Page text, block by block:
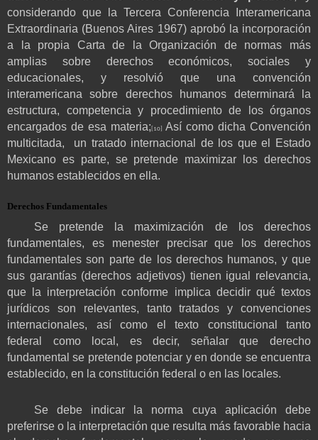
considerando que la Tercera Conferencia Interamericana
Extraordinaria (Buenos Aires 1967) aprobó la incorporación
a la propia Carta de la Organización de normas más
amplias sobre derechos económicos, sociales y
educacionales, y resolvió que una convención
interamericana sobre derechos humanos determinará la
estructura, competencia y procedimiento de los órganos
encargados de esa materia; [10]
Así como dicha Convención
multicitada,
un tratado internacional de los que el Estado
Mexicano es parte, se pretende maximizar los derechos
humanos establecidos en ella.
Derechos Fundamentales
Se pretende la maximización de los derechos
fundamentales, es menester precisar que los derechos
fundamentales son parte de los derechos humanos, y que
sus garantías (derechos adjetivos) tienen igual relevancia,
que la interpretación conforme implica decidir qué textos
jurídicos son relevantes, tanto tratados y convenciones
internacionales, así como el texto constitucional tanto
federal como local, es decir, señalar que derecho
fundamental se pretende potenciar y en donde se encuentra
establecido, en la constitución federal o en las locales.
Se debe indicar la norma cuya aplicación debe
preferirse o la interpretación que resulta más favorable hacia